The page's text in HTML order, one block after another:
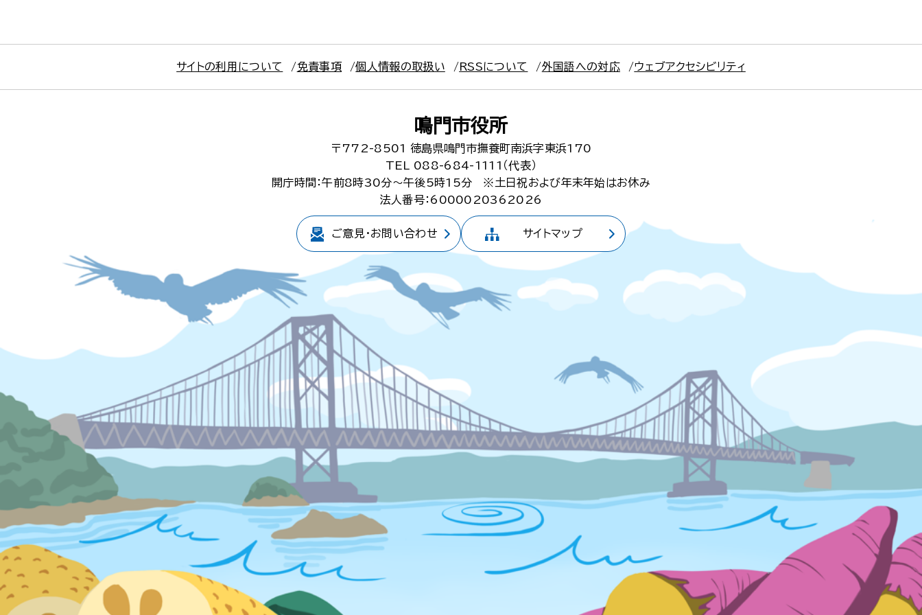
サイトの利用について 免責事項 個人情報の取扱い RSSについて 外国語への対応 ウェブアクセシビリティ
鳴門市役所
〒772-8501
徳島県鳴門市撫養町南浜字東浜170
TEL 088-684-1111（代表）
開庁時間：午前8時30分～午後5時15分
※土日祝および年末年始はお休み
法人番号：6000020362026
ご意見・お問い合わせ サイトマップ